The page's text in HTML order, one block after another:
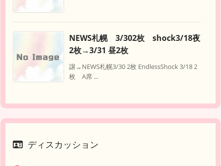
NEWS札幌 3/302枚 shock3/18夜
2枚→3/31 昼2枚
譲→NEWS札幌3/30 2枚 EndlessShock 3/18 2
枚 A席 ...
ディスカッション